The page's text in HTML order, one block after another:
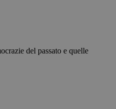
del passato e quelle